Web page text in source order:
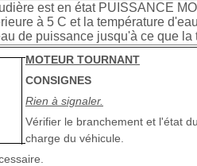
est en état PUISSANCE
à 5 C et la température
de puissance jusqu'à ce que la
MOTEUR TOURNANT
CONSIGNES
Rien à signaler.
Vérifier le branchement et l'état
charge du véhicule.